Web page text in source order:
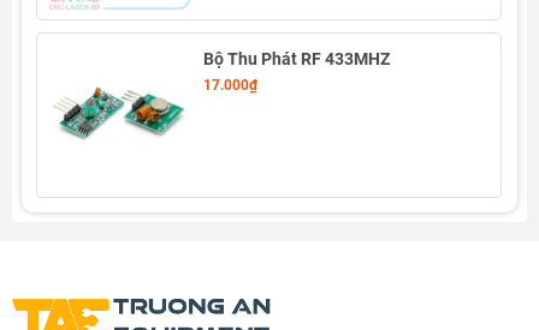
Bộ Thu Phát RF 433MHZ
17.000₫